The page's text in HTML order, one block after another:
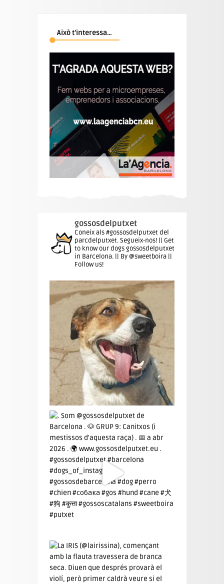
Això t’interessa…
gossosdelputxet
Coneix als #gossosdelputxet del
parcdelputxet. Segueix-nos! || Get
to know our dogs gossosdelputxet
in Barcelona. || By @sweetboira ||
Follow us!